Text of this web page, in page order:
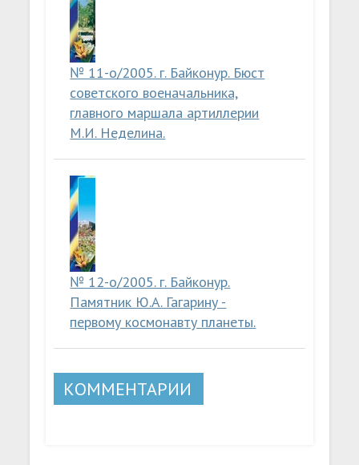
№ 11-о/2005. г. Байконур. Бюст
советского военачальника,
главного маршала артиллерии
М.И. Неделина.
№ 12-о/2005. г. Байконур.
Памятник Ю.А. Гагарину -
первому космонавту планеты.
КОММЕНТАРИИ